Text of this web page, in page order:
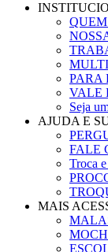
PARA
VALE
Seja
AJUDA E
FALE
Troca
MAIS